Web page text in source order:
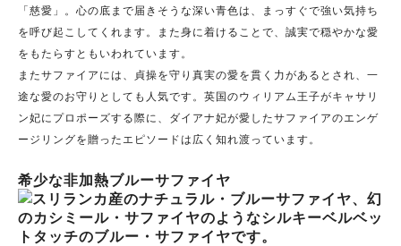
「慈愛」。心の底まで届きそうな深い青色は、まっすぐで強い気持ち
を呼び起こしてくれます。また身に着けることで、誠実で穏やかな愛
をもたらすともいわれています。
またサファイアには、貞操を守り真実の愛を貫く力があるとされ、一
途な愛のお守りとしても人気です。英国のウィリアム王子がキャサリ
ン妃にプロポーズする際に、ダイアナ妃が愛したサファイアのエンゲ
ージリングを贈ったエピソードは広く知れ渡っています。
希少な非加熱ブルーサファイヤ